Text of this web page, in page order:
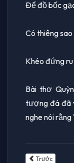
Ðể đồ bốc
Có thiêng
Khéo đứng
Bài thơ
tượng đá đã
nghe nói
Trước